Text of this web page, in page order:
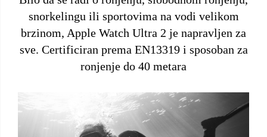
snorkelingu ili sportovima na vodi velikom
brzinom, Apple Watch Ultra 2 je napravljen za
sve. Certificiran prema EN13319 i sposoban za
ronjenje do 40 metara